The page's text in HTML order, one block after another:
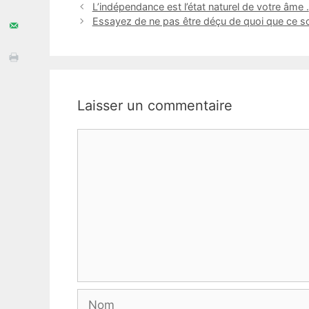
L’indépendance est l’état naturel de votre âme .
Essayez de ne pas être déçu de quoi que ce
Laisser un commentaire
Nom